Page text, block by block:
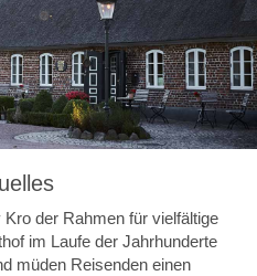
der Rahmen für vielfältige
im Laufe der Jahrhunderte
müden Reisenden einen